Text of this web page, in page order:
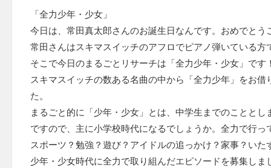
「全力少年・少女」
今日は、常田真太郎さんのお誕生日なんです。おめでとう
常田さんはスキマスイッチのアフロでピアノ弾いている方
そこで今日のまるごとリサーチは「全力少年・少女」です
スキマスイッチの数ある名曲の中から「全力少年」をお借
た。
まるごと的に「少年・少女」とは、中学生までのこととし
ですので、主に小学校時代になるでしょうか。全力で行っ
スポーツ？勉強？遊び？アイドルの追っかけ？家事？い
少年・少女時代に全力で取り組んだエピソードを募集しま